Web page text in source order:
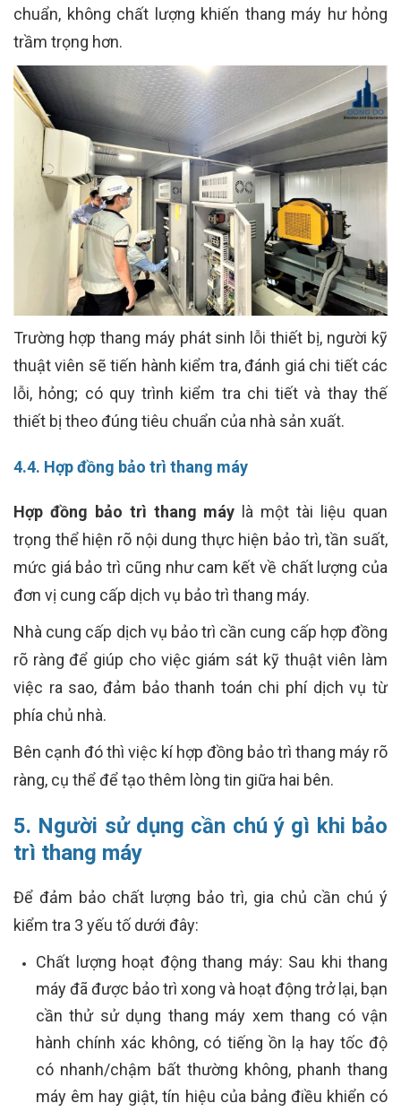
chuẩn, không chất lượng khiến thang máy hư hỏng
trầm trọng hơn.
Trường hợp thang máy phát sinh lỗi thiết bị, người kỹ
thuật viên sẽ tiến hành kiểm tra, đánh giá chi tiết các
lỗi, hỏng; có quy trình kiểm tra chi tiết và thay thế
thiết bị theo đúng tiêu chuẩn của nhà sản xuất.
4.4. Hợp đồng bảo trì thang máy
Hợp đồng bảo trì thang máy là một tài liệu quan
trọng thể hiện rõ nội dung thực hiện bảo trì, tần suất,
mức giá bảo trì cũng như cam kết về chất lượng của
đơn vị cung cấp dịch vụ bảo trì thang máy.
Nhà cung cấp dịch vụ bảo trì cần cung cấp hợp đồng
rõ ràng để giúp cho việc giám sát kỹ thuật viên làm
việc ra sao, đảm bảo thanh toán chi phí dịch vụ từ
phía chủ nhà.
Bên cạnh đó thì việc kí hợp đồng bảo trì thang máy rõ
ràng, cụ thể để tạo thêm lòng tin giữa hai bên.
5. Người sử dụng cần chú ý gì khi bảo
trì thang máy
Để đảm bảo chất lượng bảo trì, gia chủ cần chú ý
kiểm tra 3 yếu tố dưới đây:
Chất lượng hoạt động thang máy: Sau khi thang
máy đã được bảo trì xong và hoạt động trở lại, bạn
cần thử sử dụng thang máy xem thang có vận
hành chính xác không, có tiếng ồn lạ hay tốc độ
có nhanh/chậm bất thường không, phanh thang
máy êm hay giật, tín hiệu của bảng điều khiển có